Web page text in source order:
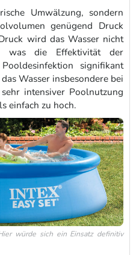
Umwälzung, sondern
genügend Druck
wird das Wasser nicht
was die Effektivität der
signifikant
Wasser insbesondere bei
intensiver Poolnutzung
einfach zu hoch.
würde sich ein Einsatz definitiv